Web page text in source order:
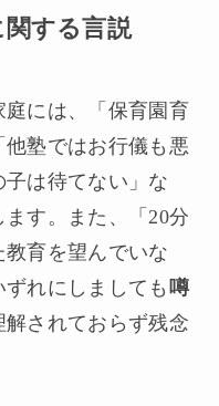
関する言説
には、「保育園育
塾ではお行儀も悪
子は待てない」な
す。また、「20分
育を望んでいな
れにしましても 噂
解されておらず残念